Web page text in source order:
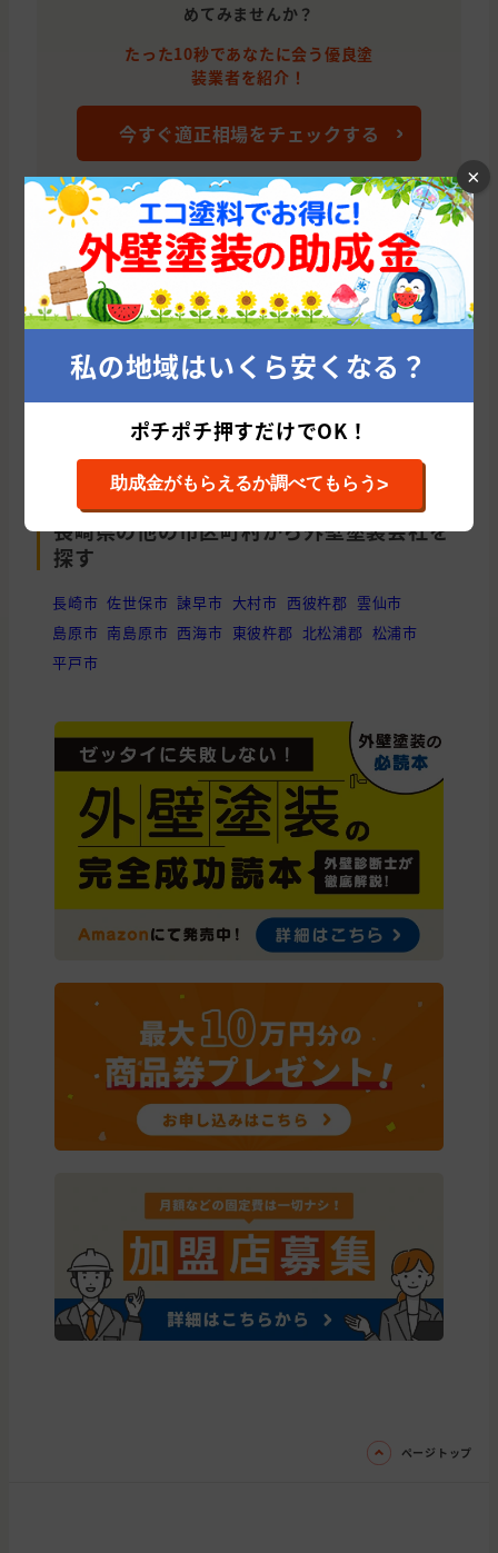
めてみませんか？
たった10秒であなたに会う優良塗
装業者を紹介！
今すぐ適正相場をチェックする
長崎市の他のおすすめ外壁塗装会社
飛鳥ホーム(長崎県/長崎市)
累計施工件数: 29 件
長崎県の他の市区町村から外壁塗装会社を
探す
長崎市 佐世保市 諫早市 大村市 西彼杵郡 雲仙市
島原市 南島原市 西海市 東彼杵郡 北松浦郡 松浦市
平戸市
ページトップ
×
私の地域はいくら安くなる？
ポチポチ押すだけでOK！
助成金がもらえるか調べてもらう>